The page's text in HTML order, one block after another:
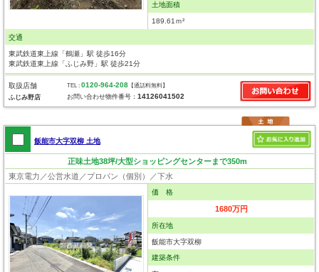
土地面積
189.61ｍ²
交通
東武鉄道東上線「鶴瀬」駅 徒歩16分
東武鉄道東上線「ふじみ野」駅 徒歩21分
取扱店舗
ふじみ野店
TEL :0120-964-208 【通話料無料】
お問い合わせ物件番号：14126041502
飯能市大字双柳 土地
正味土地38坪/大型ショッピングセンターまで350m
東京電力／公営水道／プロパン（個別）／下水
価 格
1680万円
所在地
飯能市大字双柳
建築条件